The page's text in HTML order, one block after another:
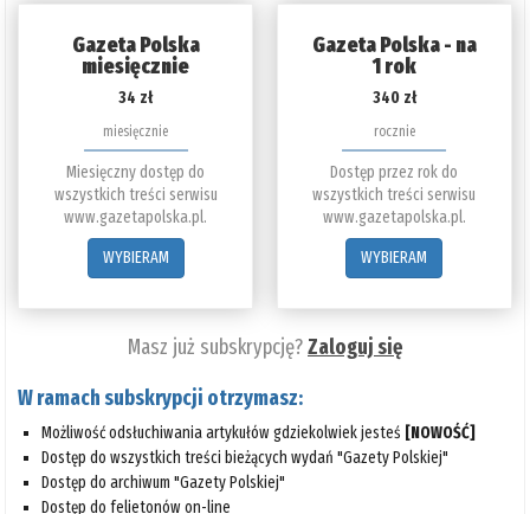
Gazeta Polska
miesięcznie
34 zł
miesięcznie
Miesięczny dostęp do
wszystkich treści serwisu
www.gazetapolska.pl.
WYBIERAM
Gazeta Polska - na
1 rok
340 zł
rocznie
Dostęp przez rok do
wszystkich treści serwisu
www.gazetapolska.pl.
WYBIERAM
Masz już subskrypcję?Zaloguj się
W ramach subskrypcji otrzymasz:
Możliwość odsłuchiwania artykułów gdziekolwiek jesteś [NOWOŚĆ]
Dostęp do wszystkich treści bieżących wydań "Gazety Polskiej"
Dostęp do archiwum "Gazety Polskiej"
Dostęp do felietonów on-line